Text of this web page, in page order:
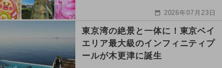
2026年07月23日
東京湾の絶景と一体に！東京ベイ
エリア最大級のインフィニティプ
ールが木更津に誕生